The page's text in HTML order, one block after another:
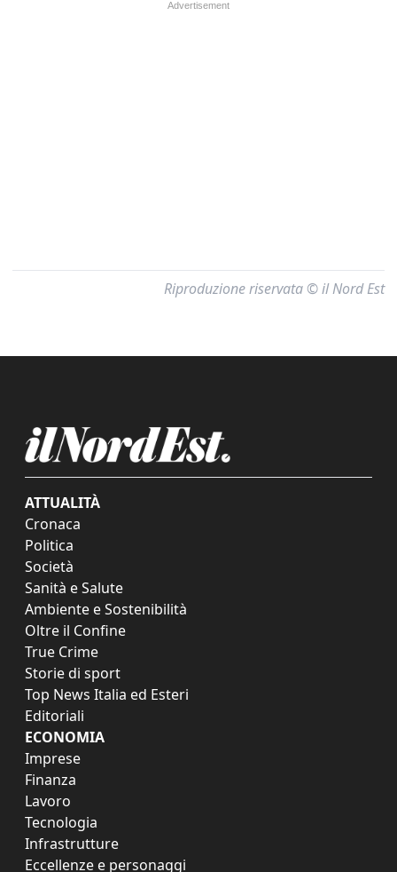
Riproduzione riservata © il Nord Est
ATTUALITÀ
Cronaca
Politica
Società
Sanità e Salute
Ambiente e Sostenibilità
Oltre il Confine
True Crime
Storie di sport
Top News Italia ed Esteri
Editoriali
ECONOMIA
Imprese
Finanza
Lavoro
Tecnologia
Infrastrutture
Eccellenze e personaggi